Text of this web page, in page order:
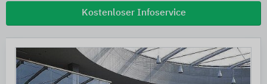
Kostenloser Infoservice